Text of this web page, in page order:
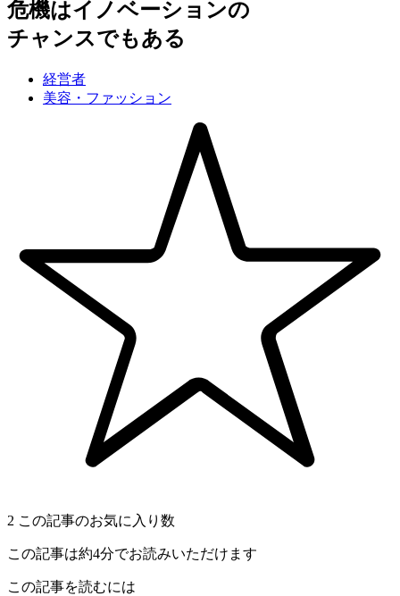
危機はイノベーションの
チャンスでもある
経営者
美容・ファッション
2 この記事のお気に入り数
この記事は約4分でお読みいただけます
この記事を読むには